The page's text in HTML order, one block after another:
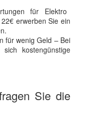
für Elektro
erwerben Sie ein
für wenig Geld – Bei
kostengünstige
Sie die